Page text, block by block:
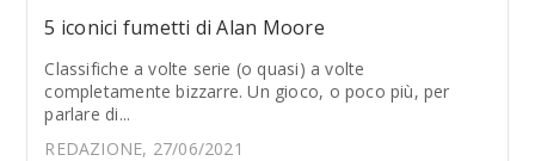
5 iconici fumetti di Alan Moore
Classifiche a volte serie (o quasi) a volte
completamente bizzarre. Un gioco, o poco più, per
parlare di...
REDAZIONE, 27/06/2021